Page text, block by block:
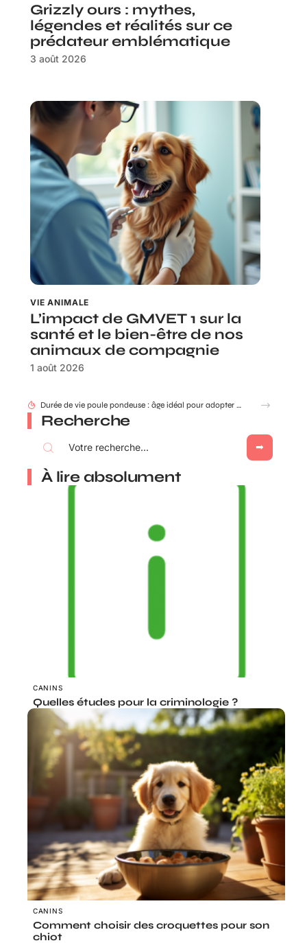
Grizzly ours : mythes,
légendes et réalités sur ce
prédateur emblématique
3 août 2026
VIE ANIMALE
L’impact de GMVET 1 sur la
santé et le bien-être de nos
animaux de compagnie
1 août 2026
Durée de vie poule pondeuse : âge idéal pour adopter ou renouveler ?
Recherche
À lire absolument
CANINS
Quelles études pour la criminologie ?
CANINS
Comment choisir des croquettes pour son
chiot